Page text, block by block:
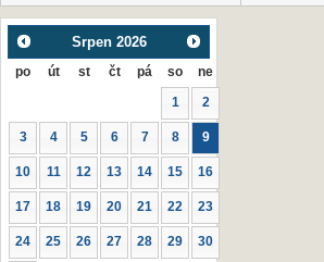
Srpen 2026
po út st čt pá so ne
1 2
3 4 5 6 7 8 9
10 11 12 13 14 15 16
17 18 19 20 21 22 23
24 25 26 27 28 29 30